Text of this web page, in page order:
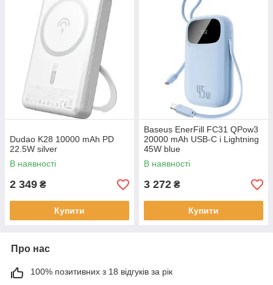
Dudao K28 10000 mAh PD
22.5W silver
В наявності
2 349 ₴
Купити
Baseus EnerFill FC31 QPow3
20000 mAh USB-C i Lightning
45W blue
В наявності
3 272 ₴
Купити
Про нас
100% позитивних з 18 відгуків за рік